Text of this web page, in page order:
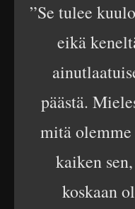
”Se tulee
eikä
päästä.
mitä
kaiken
koskaan